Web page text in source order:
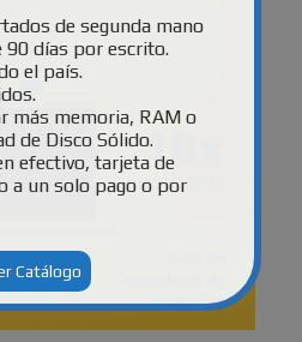
de segunda mano
90 días por escrito.
el país.
más memoria, RAM o
de Disco Sólido.
efectivo, tarjeta de
a un solo pago o por
Catálogo